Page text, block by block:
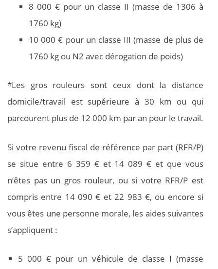
8 000 € pour un classe II (masse de 1306 à
1760 kg)
10 000 € pour un classe III (masse de plus de
1760 kg ou N2 avec dérogation de poids)
*Les gros rouleurs sont ceux dont la distance
domicile/travail est supérieure à 30 km ou qui
parcourent plus de 12 000 km par an pour le travail.
Si votre revenu fiscal de référence par part (RFR/P)
se situe entre 6 359 € et 14 089 € et que vous
n’êtes pas un gros rouleur, ou si votre RFR/P est
compris entre 14 090 € et 22 983 €, ou encore si
vous êtes une personne morale, les aides suivantes
s’appliquent :
5 000 € pour un véhicule de classe I (masse